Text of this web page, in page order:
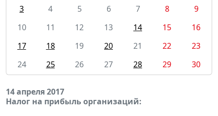
3
4 5 6 7 8
9
10
11 12 13 14 15
16
17
18 19 20 21 22
23
24
25 26 27 28 29 30
14 апреля 2017
Налог на прибыль организаций: